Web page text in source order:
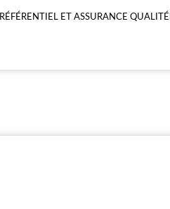
RÉFÉRENTIEL ET ASSURANCE QUALITÉ